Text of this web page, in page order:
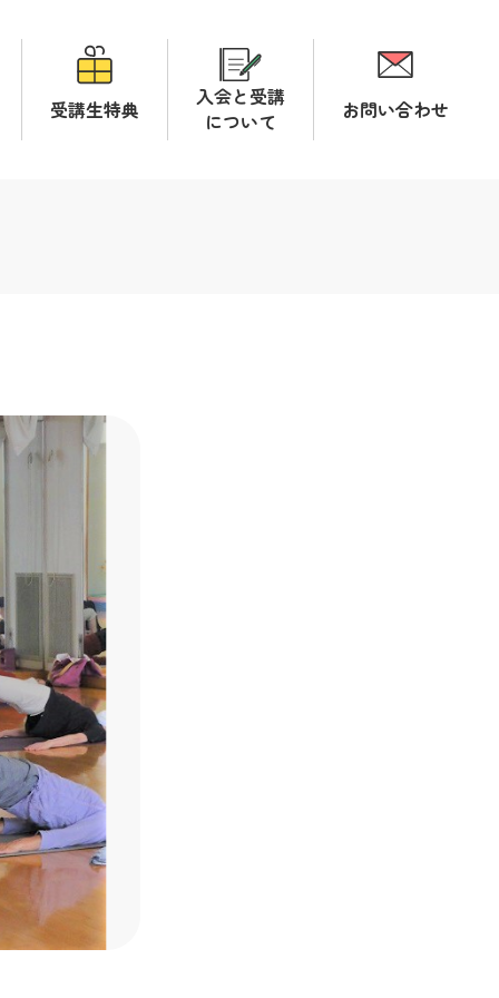
受講生特典
入会と受講
について
お問い合わせ